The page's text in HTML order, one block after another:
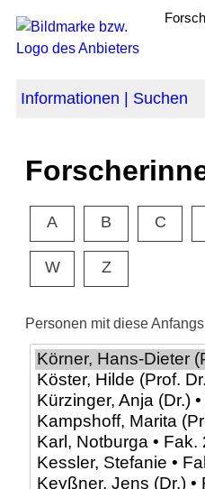
Informationen | Suchen
A B C
W Z
Personen mit diese